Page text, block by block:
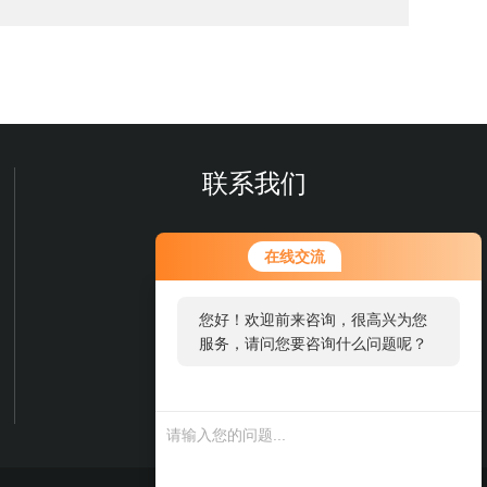
在线交流
您好！欢迎前来咨询，很高兴为您
服务，请问您要咨询什么问题呢？
联系我们